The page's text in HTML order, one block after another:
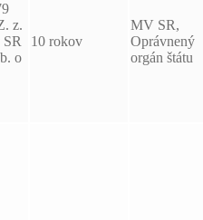
z.
o
10 rokov
MV SR,
Oprávnený
orgán štátu